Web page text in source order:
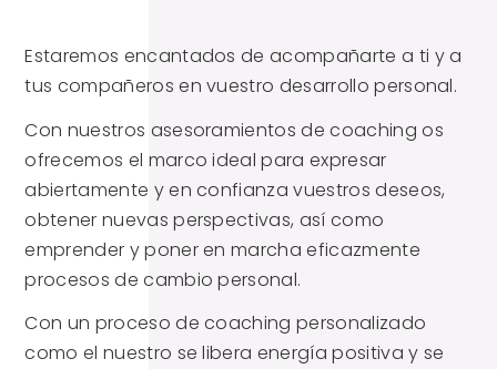
Estaremos encantados de acompañarte a ti y a
tus compañeros en vuestro desarrollo personal.
Con nuestros asesoramientos de coaching os
ofrecemos el marco ideal para expresar
abiertamente y en confianza vuestros deseos,
obtener nuevas perspectivas, así como
emprender y poner en marcha eficazmente
procesos de cambio personal.
Con un proceso de coaching personalizado
como el nuestro se libera energía positiva y se